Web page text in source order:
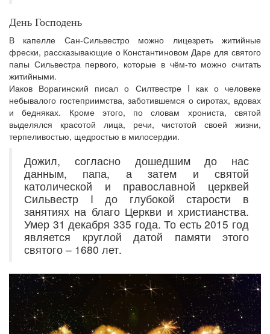
День Господень
В капелле Сан-Сильвестро можно лицезреть житийные
фрески, рассказывающие о Константиновом Даре для святого
папы Сильвестра первого, которые в чём-то можно считать
житийными.
Иаков Ворагинский писал о Силтвестре I как о человеке
небывалого гостеприимства, заботившемся о сиротах, вдовах
и бедняках. Кроме этого, по словам хрониста, святой
выделялся красотой лица, речи, чистотой своей жизни,
терпеливостью, щедростью в милосердии.
Дожил, согласно дошедшим до нас
данным, папа, а затем и святой
католической и православной церквей
Сильвестр I до глубокой старости в
занятиях на благо Церкви и христианства.
Умер 31 декабря 335 года. То есть 2015 год
является круглой датой памяти этого
святого – 1680 лет.